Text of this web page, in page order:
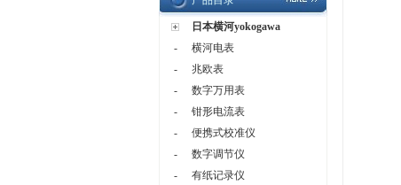
日本横河yokogawa
-
横河电表
-
兆欧表
-
数字万用表
-
钳形电流表
-
便携式校准仪
-
数字调节仪
-
有纸记录仪